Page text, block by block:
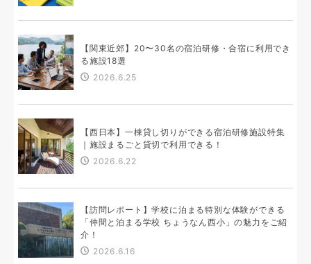
【関東近郊】20〜30名の宿泊研修・合宿に利用でき
る施設18選
2026.6.25
【西日本】一棟貸し切りができる宿泊研修施設特集
｜施設まるごと貸切で利用できる！
2026.6.22
【訪問レポート】学校に泊まる特別な体験ができる
「仲間と泊まる学校 ちょうなん西小」の魅力をご紹
介！
2026.6.16